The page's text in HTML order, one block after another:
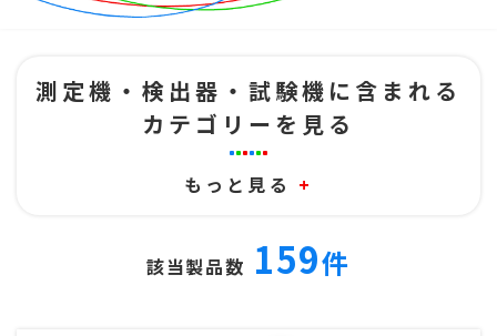
測定機・検出器・試験機に含まれる
カテゴリーを見る
もっと見る +
該当製品数 159件